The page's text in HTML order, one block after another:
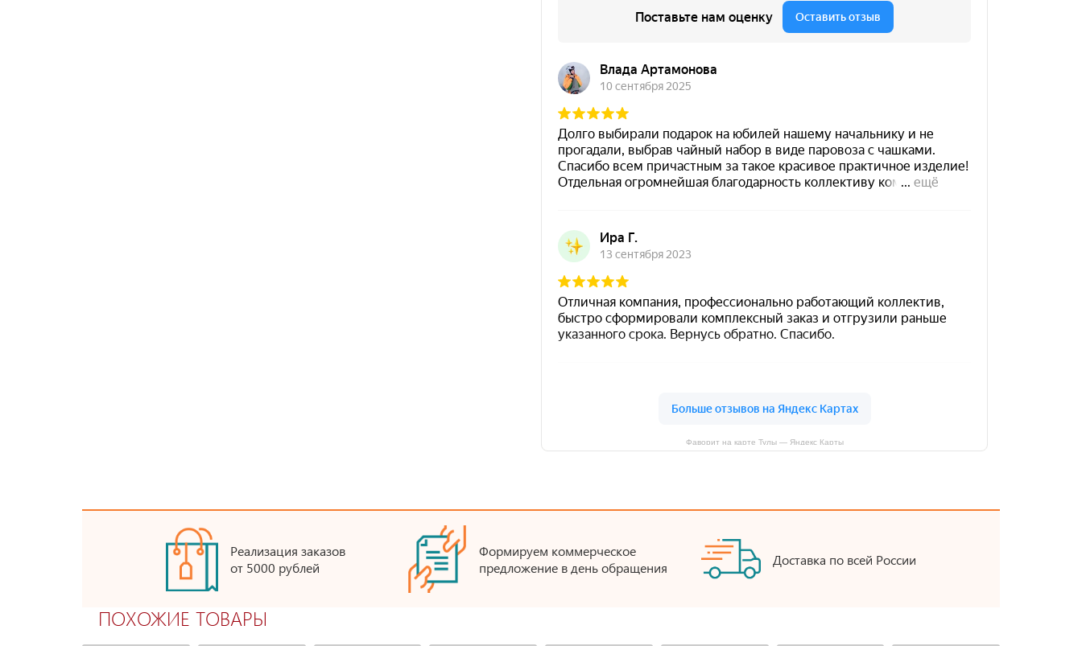
Фаворит на карте Тулы — Яндекс Карты
Реализация заказов
от 5000 рублей
Формируем коммерческое
предложение в день обращения
Доставка по всей России
ПОХОЖИЕ ТОВАРЫ